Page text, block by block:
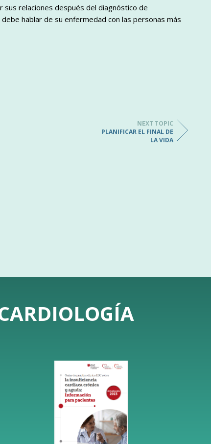
relaciones después del diagnóstico de
hablar de su enfermedad con las personas más
NEXT TOPIC
PLANIFICAR EL FINAL DE
LA VIDA